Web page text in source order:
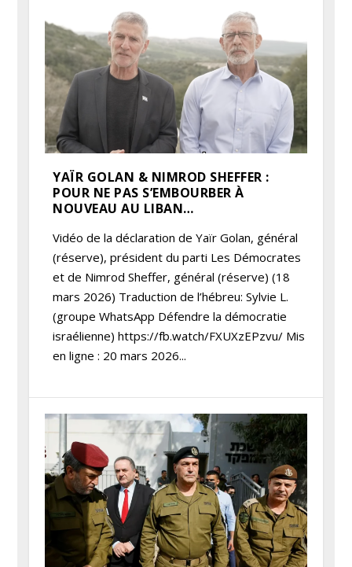
YAÏR GOLAN & NIMROD SHEFFER :
POUR NE PAS S’EMBOURBER À
NOUVEAU AU LIBAN…
Vidéo de la déclaration de Yaïr Golan, général
(réserve), président du parti Les Démocrates
et de Nimrod Sheffer, général (réserve) (18
mars 2026) Traduction de l’hébreu: Sylvie L.
(groupe WhatsApp Défendre la démocratie
israélienne) https://fb.watch/FXUXzEPzvu/ Mis
en ligne : 20 mars 2026...